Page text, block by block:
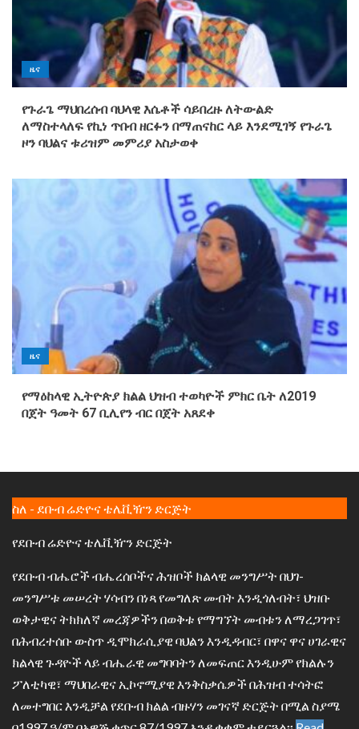
ዜና
የጉራጌ ማህበረሰብ ባህላዊ እሴቶች ሳይበረዙ ለትውልድ
ለማስተላለፍ የኪነ ጥበብ ዘርፉን በማጠናከር ላይ እንደሚገኝ የጉራጌ
ዞን ባህልና ቱሪዝም መምሪያ አስታወቀ
ዜና
የማዕከላዊ ኢትዮጵያ ክልል ህዝብ ተወካዮች ምክር ቤት ለ2019
በጀት ዓመት 67 ቢሊየን ብር በጀት አጸደቀ
ስለ - ደቡብ ሬድዮና ቴሌቪዥን ድርጅት
የደቡብ ሬድዮና ቴሌቪዥን ድርጅት
የደቡብ ብሔሮች ብሔረሰቦችና ሕዝቦች ክልላዊ መንግሥት በህገ-
መንግሥቱ መሠረት ሃሳብን በነጻ የመግለጽ መብት እንዲጎለብት፣ ህዝቡ
ወቅታዊና ትክክለኛ መረጃዎችን በወቅቱ የማግኘት መብቱን ለማረጋገጥ፣
በሕብረተሰቡ ውስጥ ዲሞክራሲያዊ ባህልን እንዲዳብር፣ በዋና ዋና ሀገራዊና
ክልላዊ ጉዳዮች ላይ ብሔራዊ መግባባትን ለመፍጠር እንዲሁም የክልሉን
ፖለቲካዊ፣ ማህበራዊና ኢኮኖሚያዊ እንቅስቃሴዎች በሕዝብ ተሳትፎ
ለመተግበር እንዲቻል የደቡብ ክልል ብዙሃን መገናኛ ድርጅት በሚል ስያሜ